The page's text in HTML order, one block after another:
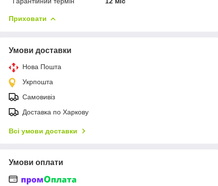
Приховати
Умови доставки
Нова Пошта
Укрпошта
Самовивіз
Доставка по Харкову
Всі умови доставки
Умови оплати